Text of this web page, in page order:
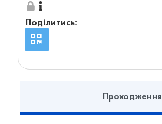
Поділитись:
Проходження